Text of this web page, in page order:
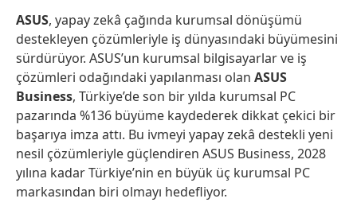
ASUS, yapay zekâ çağında kurumsal dönüşümü
destekleyen çözümleriyle iş dünyasındaki büyümesini
sürdürüyor. ASUS’un kurumsal bilgisayarlar ve iş
çözümleri odağındaki yapılanması olan ASUS
Business, Türkiye’de son bir yılda kurumsal PC
pazarında %136 büyüme kaydederek dikkat çekici bir
başarıya imza attı. Bu ivmeyi yapay zekâ destekli yeni
nesil çözümleriyle güçlendiren ASUS Business, 2028
yılına kadar Türkiye’nin en büyük üç kurumsal PC
markasından biri olmayı hedefliyor.